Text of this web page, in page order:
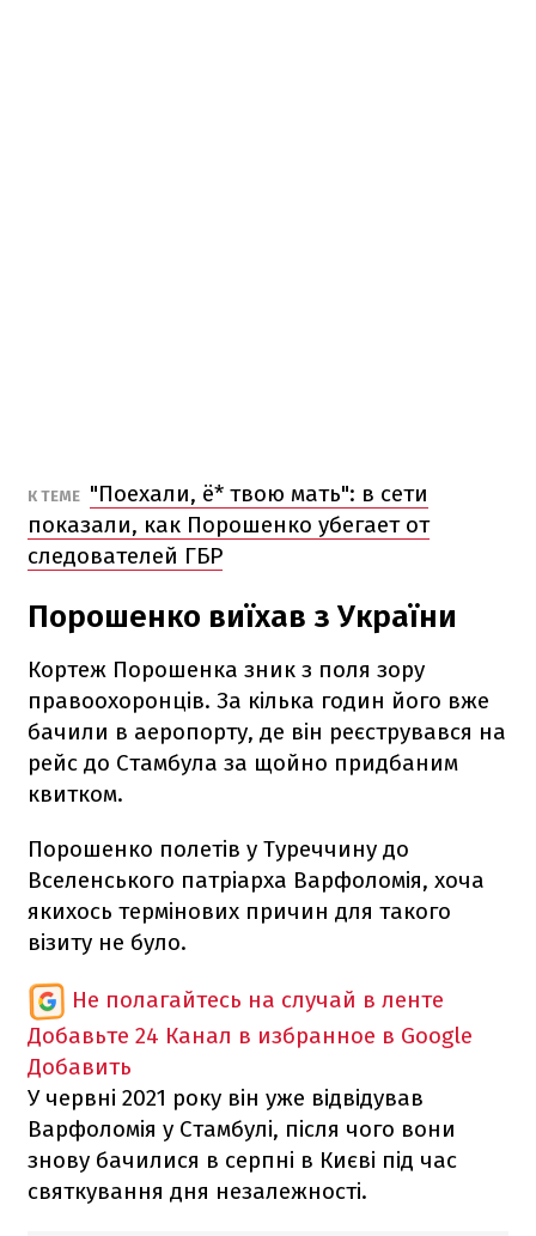
К ТЕМЕ "Поехали, ё* твою мать": в сети
показали, как Порошенко убегает от
следователей ГБР
Порошенко виїхав з України
Кортеж Порошенка зник з поля зору
правоохоронців. За кілька годин його вже
бачили в аеропорту, де він реєструвався на
рейс до Стамбула за щойно придбаним
квитком.
Порошенко полетів у Туреччину до
Вселенського патріарха Варфоломія, хоча
якихось термінових причин для такого
візиту не було.
Не полагайтесь на случай в ленте
Добавьте 24 Канал в избранное в Google
Добавить
У червні 2021 року він уже відвідував
Варфоломія у Стамбулі, після чого вони
знову бачилися в серпні в Києві під час
святкування дня незалежності.